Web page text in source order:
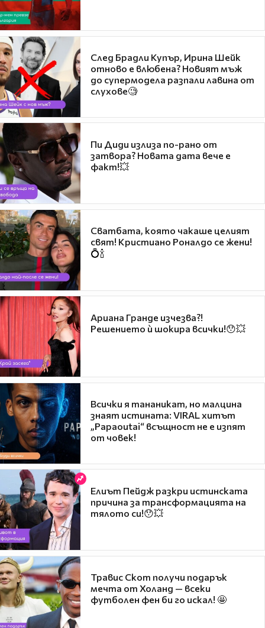
След Брадли Купър, Ирина Шейк
отново е влюбена? Новият мъж
до супермодела разпали лавина от
слухове🧐
Пи Диди излиза по-рано от
затвора? Новата дата вече е
факт!💥
Сватбата, която чакаше целият
свят! Кристиано Роналдо се жени!
💍🍾
Ариана Гранде изчезва?!
Решението ѝ шокира всички!😯💥
Всички я тананикат, но малцина
знаят истината: VIRAL хитът
„Papaoutai“ всъщност не е изпят
от човек!
Елиът Пейдж разкри истинската
причина за трансформацията на
тялото си!😯💥
Травис Скот получи подарък
мечта от Холанд — всеки
футболен фен би го искал! 🤩